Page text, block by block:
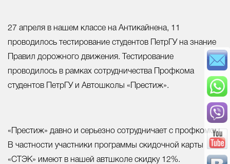
27 апреля в нашем классе на Антикайнена, 11
проводилось тестирование студентов ПетрГУ на знание
Правил дорожного движения. Тестирование
проводилось в рамках сотрудничества Профкома
студентов ПетрГУ и Автошколы «Престиж».
«Престиж» давно и серьезно сотрудничает с профкомом.
В частности участники программы скидочной карты
«СТЭК» имеют в нашей автшколе скидку 12%.